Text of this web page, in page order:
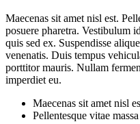
Maecenas sit amet nisl est.
posuere pharetra. Vestibulum
quis sed ex. Suspendisse
venenatis. Duis tempus
porttitor mauris. Nullam
imperdiet eu.
Maecenas sit amet nisl
Pellentesque vitae